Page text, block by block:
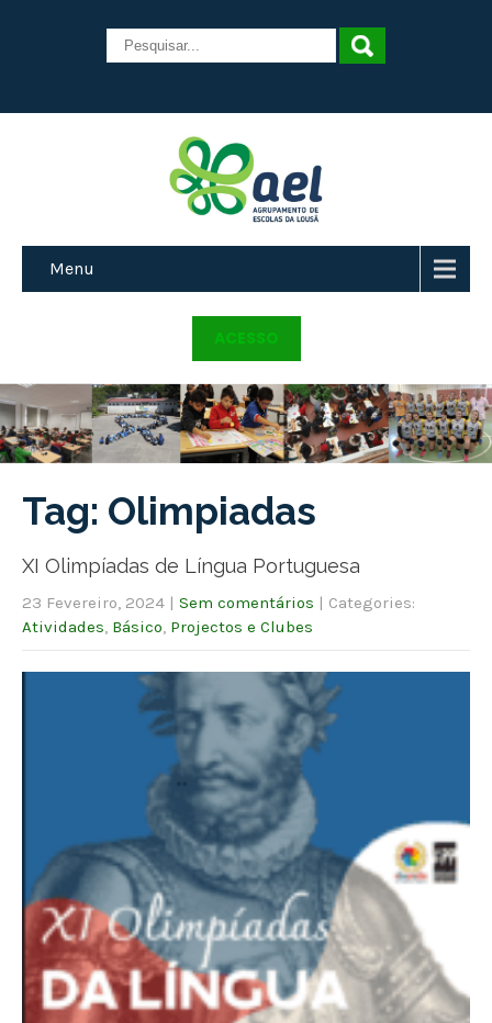
Menu
ACESSO
Tag: Olimpiadas
XI Olimpíadas de Língua Portuguesa
23 Fevereiro, 2024 | Sem comentários | Categories:
Atividades Básico Projectos e Clubes